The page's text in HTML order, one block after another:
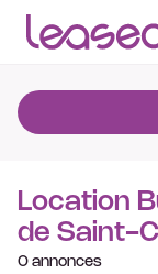
Location
de Saint-
0 annonces